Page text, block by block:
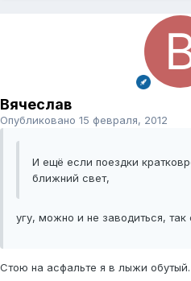
Вячеслав
Опубликовано 15 февраля, 2012
И ещё если поездки
ближний свет,
угу, можно и не заводиться, так
Стою на асфальте я в лыжи обутый.